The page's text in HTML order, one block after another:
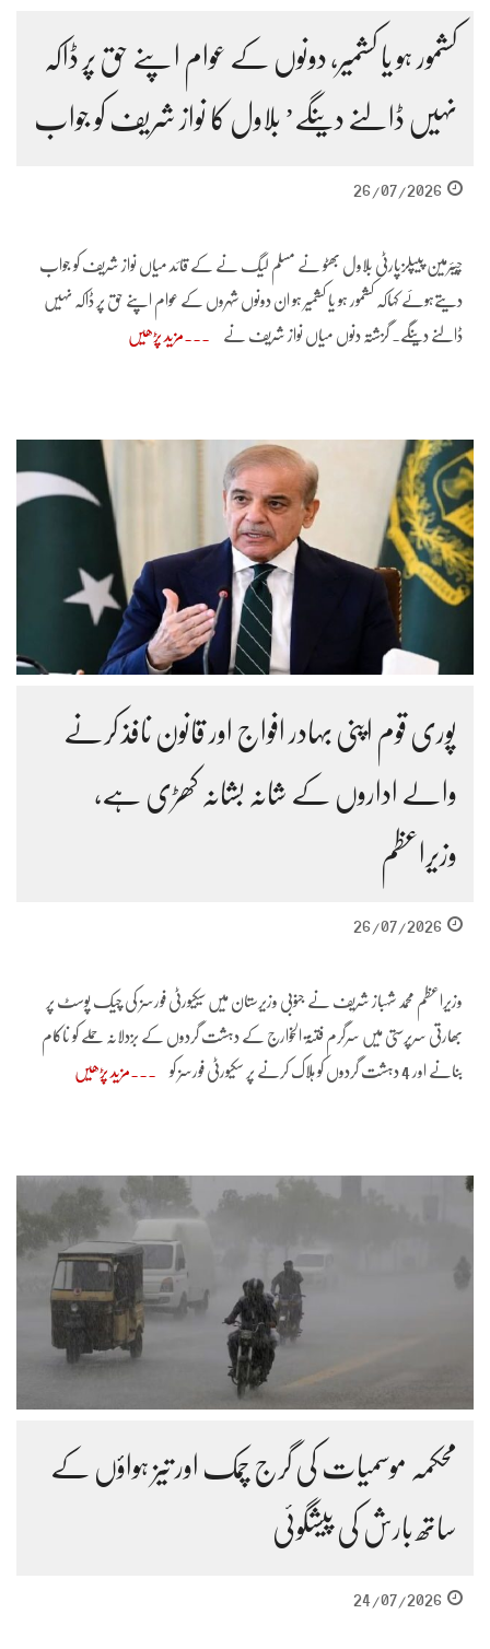
کشمور ہو یا کشمیر، دونوں کے عوام اپنے حق پر ڈاکہ
نہیں ڈالنے دینگے’ بلاول کا نواز شریف کو جواب
26/07/2026
چیئرمین پیپلزپارٹی بلاول بھٹو نے مسلم لیگ نے کے قائد میاں نواز شریف کو جواب
دیتےہوئے کہاکہ کشمور ہو یا کشمیر ہو ان دونوں شہروں کے عوام اپنے حق پر ڈاکہ نہیں
ڈالنے دینگے۔ گزشتہ دنوں میاں نواز شریف نے مزید پڑھیں
پوری قوم اپنی بہادر افواج اور قانون نافذ کرنے
والے اداروں کے شانہ بشانہ کھڑی ہے،
وزیراعظم
26/07/2026
وزیراعظم محمد شہباز شریف نے جنوبی وزیرستان میں سیکیورٹی فورسز کی چیک پوسٹ پر
بھارتی سرپرستی میں سرگرم فتنۃ الخوارج کے دہشت گردوں کے بزدلانہ حملے کو ناکام
بنانے اور 4 دہشت گردوں کو ہلاک کرنے پر سکیورٹی فورسز کو مزید پڑھیں
محکمہ موسمیات کی گرج چمک اور تیز ہواؤں کے
ساتھ بارش کی پیشگوئی
24/07/2026